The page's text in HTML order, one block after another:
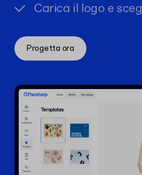
Carica il logo e
Progetta ora